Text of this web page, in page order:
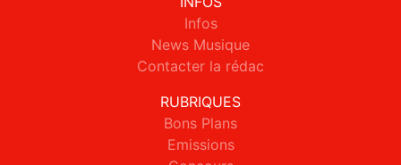
Infos
News Musique
Contacter la rédac
RUBRIQUES
Bons Plans
Emissions